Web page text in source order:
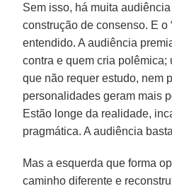
Sem isso, há muita
construção de consenso. E o
entendido. A audiência
contra e quem cria polêmica;
que não requer estudo, nem
personalidades geram mais
Estão longe da realidade,
pragmática. A audiência
Mas a esquerda que forma
caminho diferente e